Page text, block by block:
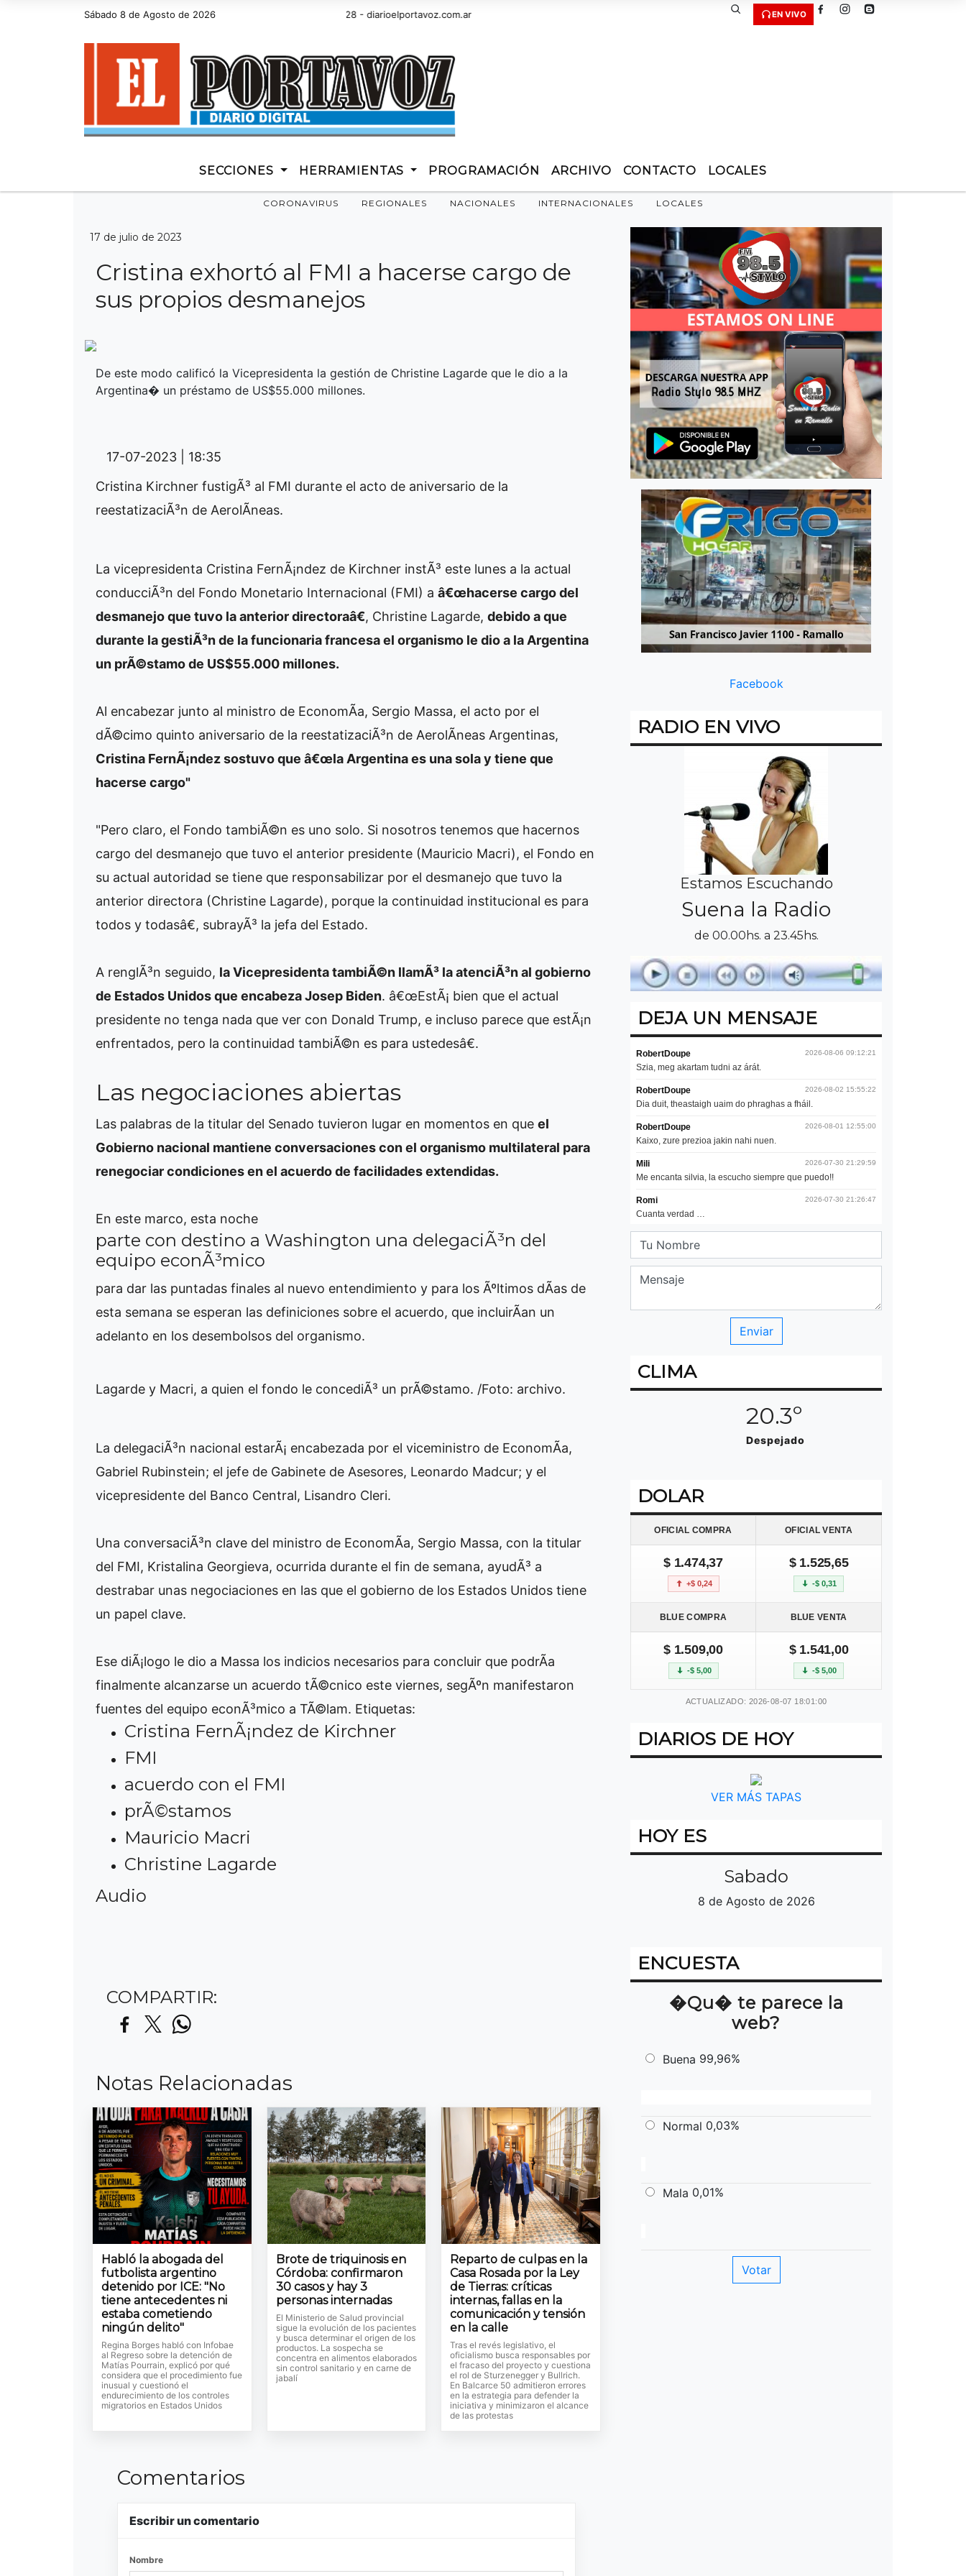
Sábado 8 de Agosto de 2026
Hoy es Sábado 8 de Agosto de 2026 y son las 13:28 - diarioelportavoz.com.ar EN VIVO
SECCIONES HERRAMIENTAS PROGRAMACIÓN ARCHIVO CONTACTO LOCALES
CORONAVIRUS REGIONALES NACIONALES INTERNACIONALES LOCALES
17 de julio de 2023
Cristina exhortó al FMI a hacerse cargo de
sus propios desmanejos
De este modo calificó la Vicepresidenta la gestión de Christine Lagarde que le dio a la
Argentina� un préstamo de US$55.000 millones.
17-07-2023 | 18:35
Cristina Kirchner fustigÃ³ al FMI durante el acto de aniversario de la
reestatizaciÃ³n de AerolÃ­neas.
La vicepresidenta Cristina FernÃ¡ndez de Kirchner instÃ³ este lunes a la actual
conducciÃ³n del Fondo Monetario Internacional (FMI) a â€œhacerse cargo del
desmanejo que tuvo la anterior directoraâ€, Christine Lagarde, debido a que
durante la gestiÃ³n de la funcionaria francesa el organismo le dio a la Argentina
un prÃ©stamo de US$55.000 millones.
Al encabezar junto al ministro de EconomÃ­a, Sergio Massa, el acto por el
dÃ©cimo quinto aniversario de la reestatizaciÃ³n de AerolÃ­neas Argentinas,
Cristina FernÃ¡ndez sostuvo que â€œla Argentina es una sola y tiene que
hacerse cargo"
"Pero claro, el Fondo tambiÃ©n es uno solo. Si nosotros tenemos que hacernos
cargo del desmanejo que tuvo el anterior presidente (Mauricio Macri), el Fondo en
su actual autoridad se tiene que responsabilizar por el desmanejo que tuvo la
anterior directora (Christine Lagarde), porque la continuidad institucional es para
todos y todasâ€, subrayÃ³ la jefa del Estado.
A renglÃ³n seguido, la Vicepresidenta tambiÃ©n llamÃ³ la atenciÃ³n al gobierno
de Estados Unidos que encabeza Josep Biden. â€œEstÃ¡ bien que el actual
presidente no tenga nada que ver con Donald Trump, e incluso parece que estÃ¡n
enfrentados, pero la continuidad tambiÃ©n es para ustedesâ€.
Las negociaciones abiertas
Las palabras de la titular del Senado tuvieron lugar en momentos en que el
Gobierno nacional mantiene conversaciones con el organismo multilateral para
renegociar condiciones en el acuerdo de facilidades extendidas.
En este marco, esta noche
parte con destino a Washington una delegaciÃ³n del
equipo econÃ³mico
para dar las puntadas finales al nuevo entendimiento y para los Ãºltimos dÃ­as de
esta semana se esperan las definiciones sobre el acuerdo, que incluirÃ­an un
adelanto en los desembolsos del organismo.
Lagarde y Macri, a quien el fondo le concediÃ³ un prÃ©stamo. /Foto: archivo.
La delegaciÃ³n nacional estarÃ¡ encabezada por el viceministro de EconomÃ­a,
Gabriel Rubinstein; el jefe de Gabinete de Asesores, Leonardo Madcur; y el
vicepresidente del Banco Central, Lisandro Cleri.
Una conversaciÃ³n clave del ministro de EconomÃ­a, Sergio Massa, con la titular
del FMI, Kristalina Georgieva, ocurrida durante el fin de semana, ayudÃ³ a
destrabar unas negociaciones en las que el gobierno de los Estados Unidos tiene
un papel clave.
Ese diÃ¡logo le dio a Massa los indicios necesarios para concluir que podrÃ­a
finalmente alcanzarse un acuerdo tÃ©cnico este viernes, segÃºn manifestaron
fuentes del equipo econÃ³mico a TÃ©lam. Etiquetas:
Cristina FernÃ¡ndez de Kirchner
FMI
acuerdo con el FMI
prÃ©stamos
Mauricio Macri
Christine Lagarde
Audio
COMPARTIR:
Notas Relacionadas
Habló la abogada del
futbolista argentino
detenido por ICE: "No
tiene antecedentes ni
estaba cometiendo
ningún delito"
Regina Borges habló con Infobae
al Regreso sobre la detención de
Matías Pourrain, explicó por qué
considera que el procedimiento fue
inusual y cuestionó el
endurecimiento de los controles
migratorios en Estados Unidos
Brote de triquinosis en
Córdoba: confirmaron
30 casos y hay 3
personas internadas
El Ministerio de Salud provincial
sigue la evolución de los pacientes
y busca determinar el origen de los
productos. La sospecha se
concentra en alimentos elaborados
sin control sanitario y en carne de
jabalí
Reparto de culpas en la
Casa Rosada por la Ley
de Tierras: críticas
internas, fallas en la
comunicación y tensión
en la calle
Tras el revés legislativo, el
oficialismo busca responsables por
el fracaso del proyecto y cuestiona
el rol de Sturzenegger y Bullrich.
En Balcarce 50 admitieron errores
en la estrategia para defender la
iniciativa y minimizaron el alcance
de las protestas
Comentarios
Escribir un comentario
Nombre
Facebook
RADIO EN VIVO
Estamos Escuchando
Suena la Radio
de 00.00hs. a 23.45hs.
DEJA UN MENSAJE
CLIMA
20.3º
Despejado
DOLAR
OFICIAL COMPRA OFICIAL VENTA
$ 1.474,37
+$ 0,24
$ 1.525,65
-$ 0,31
BLUE COMPRA BLUE VENTA
$ 1.509,00
-$ 5,00
$ 1.541,00
-$ 5,00
ACTUALIZADO: 2026-08-07 18:01:00
DIARIOS DE HOY
VER MÁS TAPAS
HOY ES
Sabado
8 de Agosto de 2026
ENCUESTA
�Qu� te parece la
web?
Buena 99,96%
Normal 0,03%
Mala 0,01%